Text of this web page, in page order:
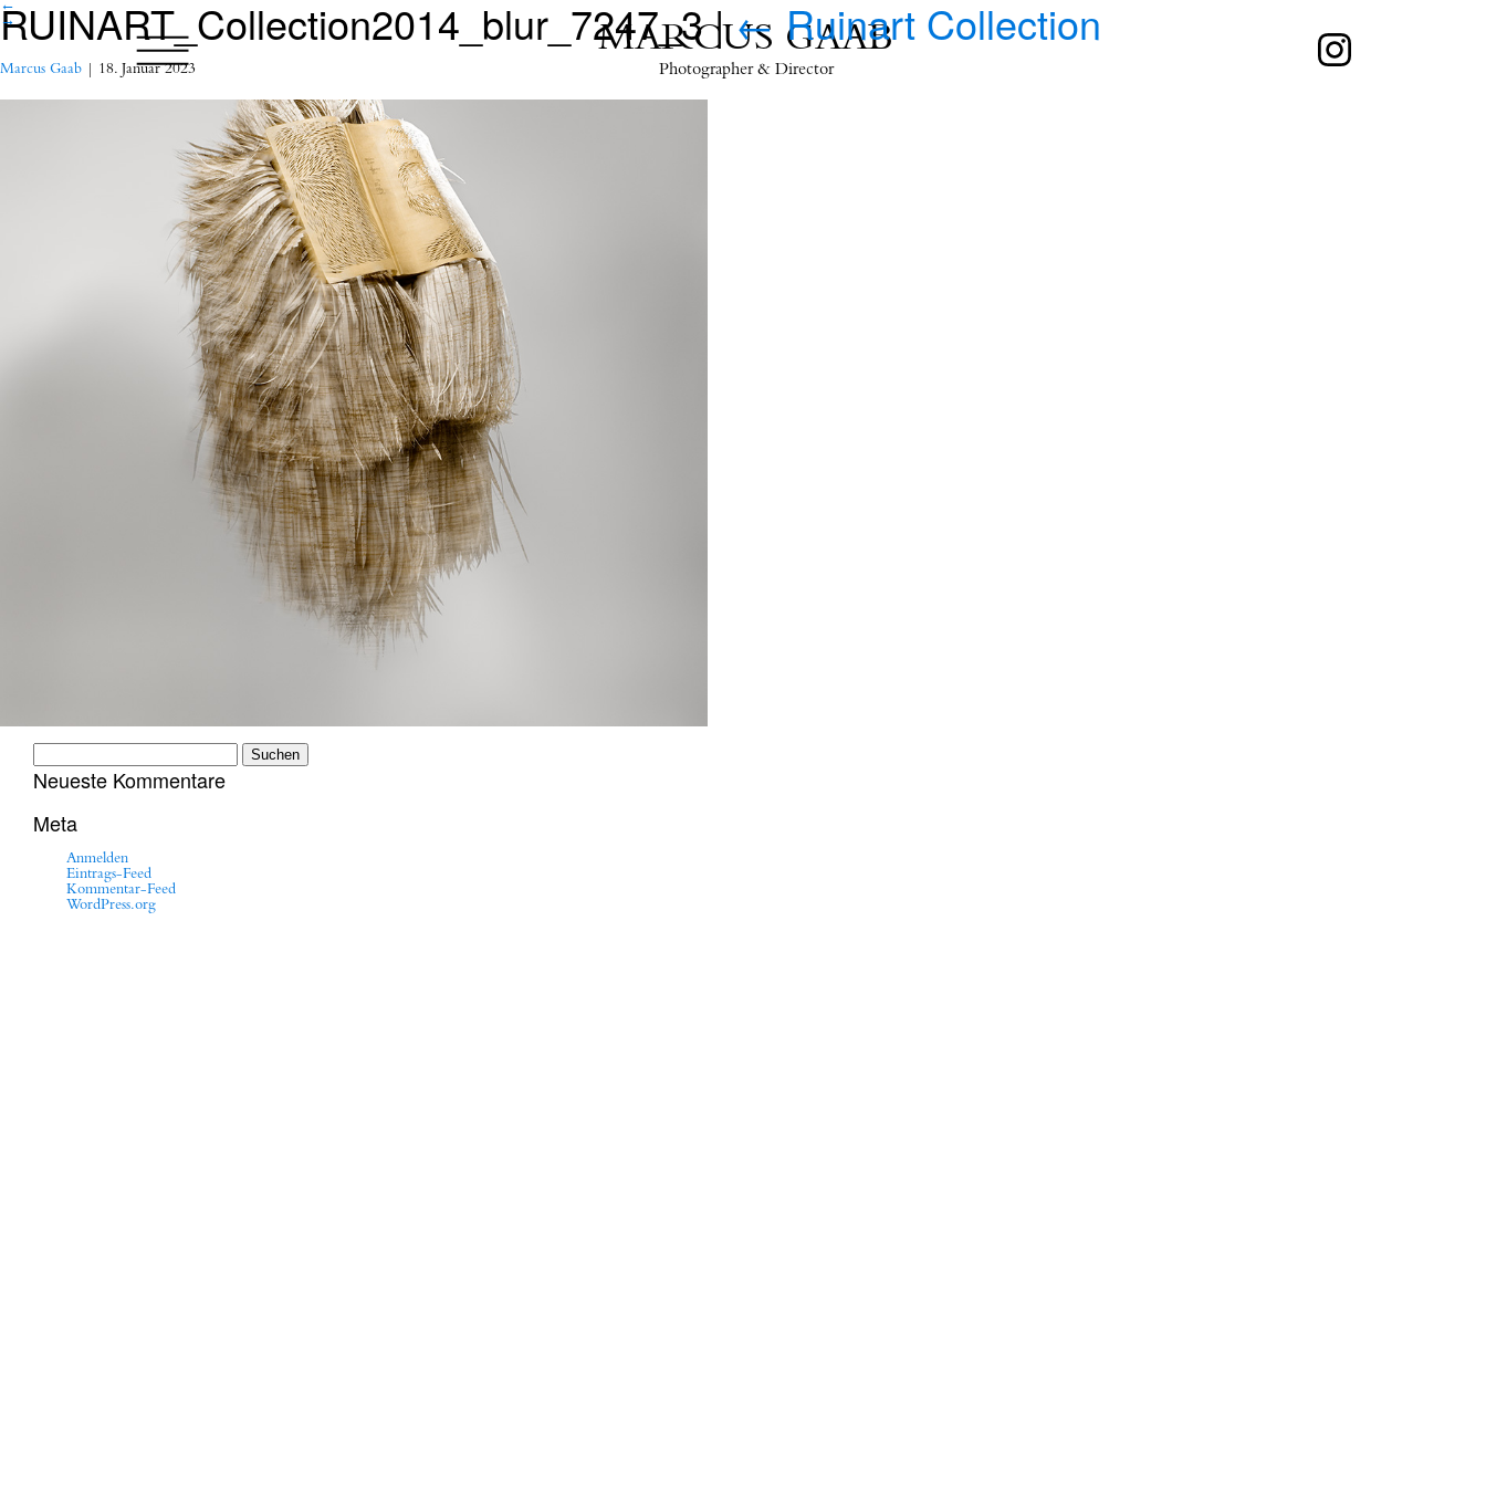
MARCUS GAAB
Photographer & Director
RUINART_Collection2014_blur_7247_3| ← Ruinart Collection
Marcus Gaab 18. Januar 2023
←
→
nach:
Neueste Kommentare
Meta
Anmelden
Eintrags-Feed
Kommentar-Feed
WordPress.org